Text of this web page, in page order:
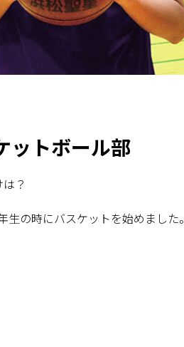
ットボール部
？
の時にバスケットを始めました。